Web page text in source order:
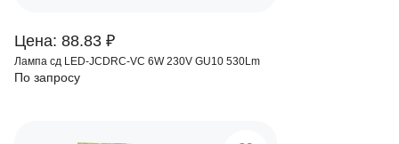
Цена: 88.83 ₽
Лампа сд LED-JCDRС-VC 6W 230V GU10 530Lm
По запросу